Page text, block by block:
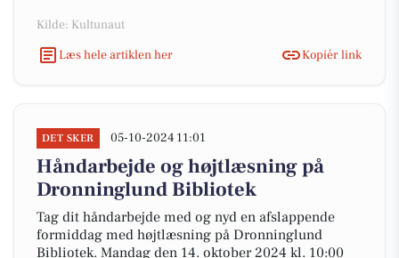
Kilde: Kultunaut
Læs hele artiklen her
Kopiér link
DET SKER 05-10-2024 11:01
Håndarbejde og højtlæsning på
Dronninglund Bibliotek
Tag dit håndarbejde med og nyd en afslappende
formiddag med højtlæsning på Dronninglund
Bibliotek. Mandag den 14. oktober 2024 kl. 10:00